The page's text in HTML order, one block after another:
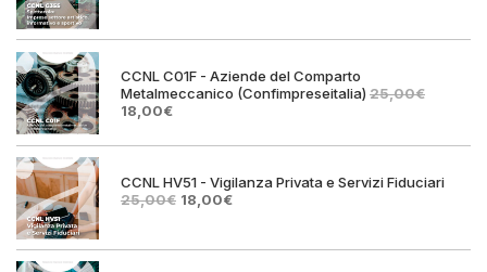
era:
è:
CCNL C01F - Aziende del Comparto
Metalmeccanico (Confimpreseitalia) 25,00€
Il
originale
25,00€.
18,00€Il
attuale
18,00€.
CCNL HV51 - Vigilanza Privata e Servizi Fiduciari
25,00€ Il
era:
18,00€Il
è: